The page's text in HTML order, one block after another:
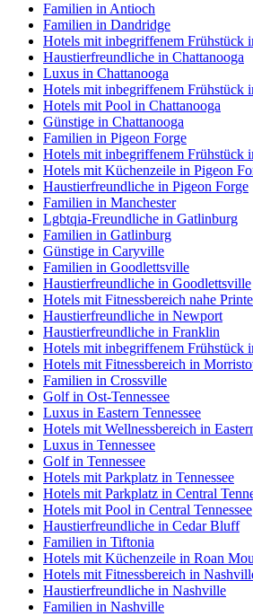
Familien in Antioch
Familien in Dandridge
Hotels mit inbegriffenem Frühstück
Haustierfreundliche in Chattanooga
Luxus in Chattanooga
Hotels mit inbegriffenem Frühstück
Hotels mit Pool in Chattanooga
Günstige in Chattanooga
Familien in Pigeon Forge
Hotels mit inbegriffenem Frühstück
Hotels mit Küchenzeile in Pigeon
Haustierfreundliche in Pigeon Forge
Familien in Manchester
Lgbtqia-Freundliche in Gatlinburg
Familien in Gatlinburg
Günstige in Caryville
Familien in Goodlettsville
Haustierfreundliche in Goodlettsville
Hotels mit Fitnessbereich nahe
Haustierfreundliche in Newport
Haustierfreundliche in Franklin
Hotels mit inbegriffenem Frühstück
Hotels mit Fitnessbereich in
Familien in Crossville
Golf in Ost-Tennessee
Luxus in Eastern Tennessee
Hotels mit Wellnessbereich in
Luxus in Tennessee
Golf in Tennessee
Hotels mit Parkplatz in Tennessee
Hotels mit Parkplatz in Central
Hotels mit Pool in Central Tennessee
Haustierfreundliche in Cedar Bluff
Familien in Tiftonia
Hotels mit Küchenzeile in Roan
Hotels mit Fitnessbereich in
Haustierfreundliche in Nashville
Familien in Nashville